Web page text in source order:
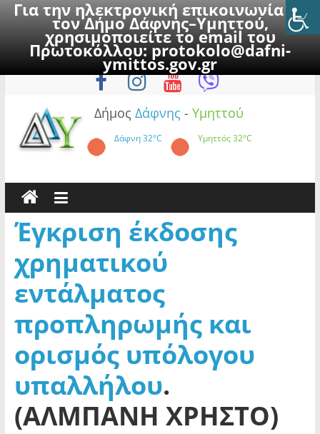
Για την ηλεκτρονική επικοινωνία με
τον Δήμο Δάφνης–Υμηττού,
χρησιμοποιείτε το email του
Πρωτοκόλλου:protokolo@dafni-
ymittos.gov.gr
to
Παρασκευή, 7 Αυγούστου 2026
Δήμος Δάφνης - Υμηττού
Δάφνη32°C Υμηττός32°C
Έγκριση έκδοσης
χρηματικού
εντάλματος
προπληρωμής και
ορισμός υπόλογου
υπαλλήλου.
(ΑΛΜΠΑΝΗ ΧΡΗΣΤΟ)